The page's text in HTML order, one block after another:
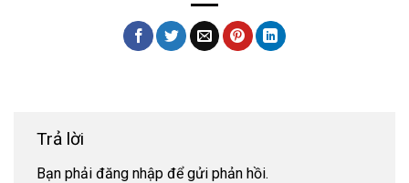
Trả lời
Bạn phải đăng nhập để gửi phản hồi.